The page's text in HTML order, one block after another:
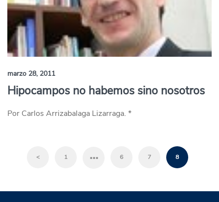
marzo 28, 2011
Hipocampos no habemos sino nosotros
Por Carlos Arrizabalaga Lizarraga. *
< 1 … 6 7 8